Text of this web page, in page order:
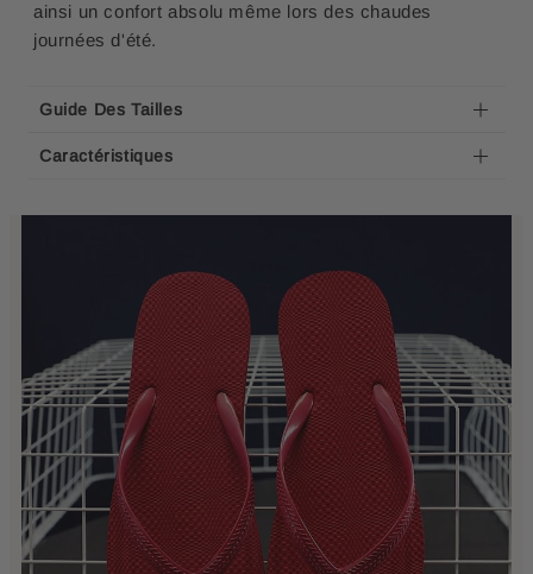
ainsi un confort absolu même lors des chaudes
journées d'été.
Guide Des Tailles
Caractéristiques